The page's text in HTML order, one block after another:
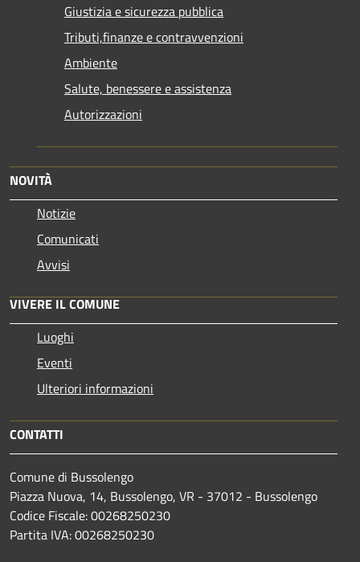
Giustizia e sicurezza pubblica
Tributi,finanze e contravvenzioni
Ambiente
Salute, benessere e assistenza
Autorizzazioni
NOVITÀ
Notizie
Comunicati
Avvisi
VIVERE IL COMUNE
Luoghi
Eventi
Ulteriori informazioni
CONTATTI
Comune di Bussolengo
Piazza Nuova, 14, Bussolengo, VR - 37012 - Bussolengo
Codice Fiscale: 00268250230
Partita IVA: 00268250230